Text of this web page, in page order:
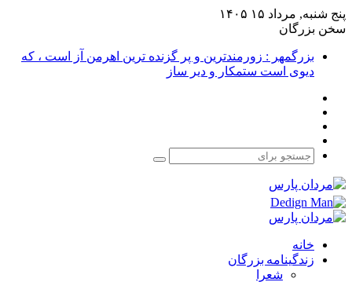
پنج شنبه, مرداد ۱۵ ۱۴۰۵
سخن بزرگان
بزرگمهر : زورمندترین و پر گزنده ترین اهرمن آز است ، که
دیوی است ستمکار و دیر ساز
جستجو
خانه
زندگینامه بزرگان
شعرا